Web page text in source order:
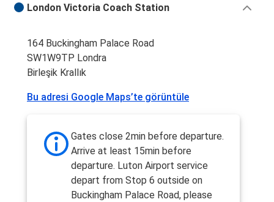
London Victoria Coach Station
164 Buckingham Palace Road
SW1W9TP Londra
Birleşik Krallık
Bu adresi Google Maps’te görüntüle
Gates close 2min before departure.
Arrive at least 15min before
departure. Luton Airport service
depart from Stop 6 outside on
Buckingham Palace Road, please